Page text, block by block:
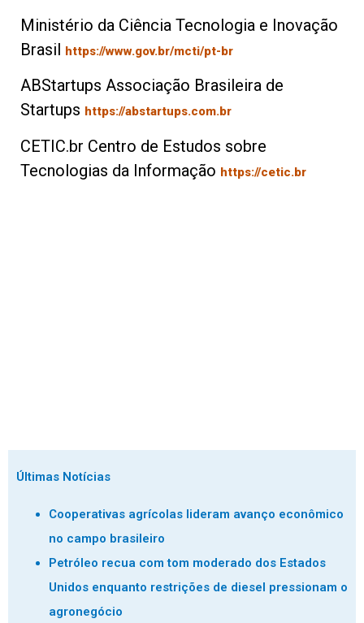
Ministério da Ciência Tecnologia e Inovação
Brasil https://www.gov.br/mcti/pt-br
ABStartups Associação Brasileira de
Startups https://abstartups.com.br
CETIC.br Centro de Estudos sobre
Tecnologias da Informação https://cetic.br
Últimas Notícias
Cooperativas agrícolas lideram avanço econômico
no campo brasileiro
Petróleo recua com tom moderado dos Estados
Unidos enquanto restrições de diesel pressionam o
agronegócio